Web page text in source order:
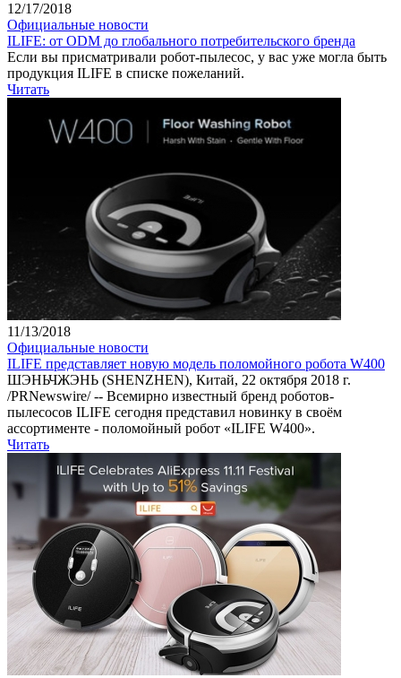
12/17/2018
Официальные новости
ILIFE: от ODM до глобального потребительского бренда
Если вы присматривали робот-пылесос, у вас уже могла быть
продукция ILIFE в списке пожеланий.
Читать
11/13/2018
Официальные новости
ILIFE представляет новую модель поломойного робота W400
ШЭНЬЧЖЭНЬ (SHENZHEN), Китай, 22 октября 2018 г.
/PRNewswire/ -- Всемирно известный бренд роботов-
пылесосов ILIFE сегодня представил новинку в своём
ассортименте - поломойный робот «ILIFE W400».
Читать